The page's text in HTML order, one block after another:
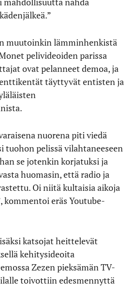
muutoinkin lämminhenkistä
pelivideoiden parissa
ovat pelanneet demoa, ja
täyttyvät entisten ja
nuorena piti viedä
tuohon pelissä vilahtaneeseen
se jotenkin korjatuksi ja
huomasin, että radio ja
Oi niitä kultaisia aikoja
kommentoi eräs Youtube-
katsojat heittelevät
kehitysideoita
Zezen pieksämän TV-
toivottiin edesmennyttä